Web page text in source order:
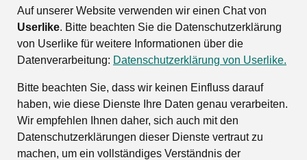
Auf unserer Website verwenden wir einen Chat von
Userlike. Bitte beachten Sie die Datenschutzerklärung
von Userlike für weitere Informationen über die
Datenverarbeitung: Datenschutzerklärung von Userlike.
Bitte beachten Sie, dass wir keinen Einfluss darauf
haben, wie diese Dienste Ihre Daten genau verarbeiten.
Wir empfehlen Ihnen daher, sich auch mit den
Datenschutzerklärungen dieser Dienste vertraut zu
machen, um ein vollständiges Verständnis der